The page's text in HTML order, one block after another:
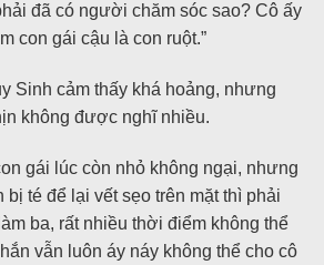
đã có người chăm sóc sao? Cô ấy
con gái cậu là con ruột.”
Sinh cảm thấy khá hoảng, nhưng
không được nghĩ nhiều.
gái lúc còn nhỏ không ngại, nhưng
té để lại vết sẹo trên mặt thì phải
ba, rất nhiều thời điểm không thể
vẫn luôn áy náy không thể cho cô